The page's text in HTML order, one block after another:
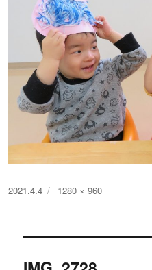
投
2021.4.4
フ
1280 × 960